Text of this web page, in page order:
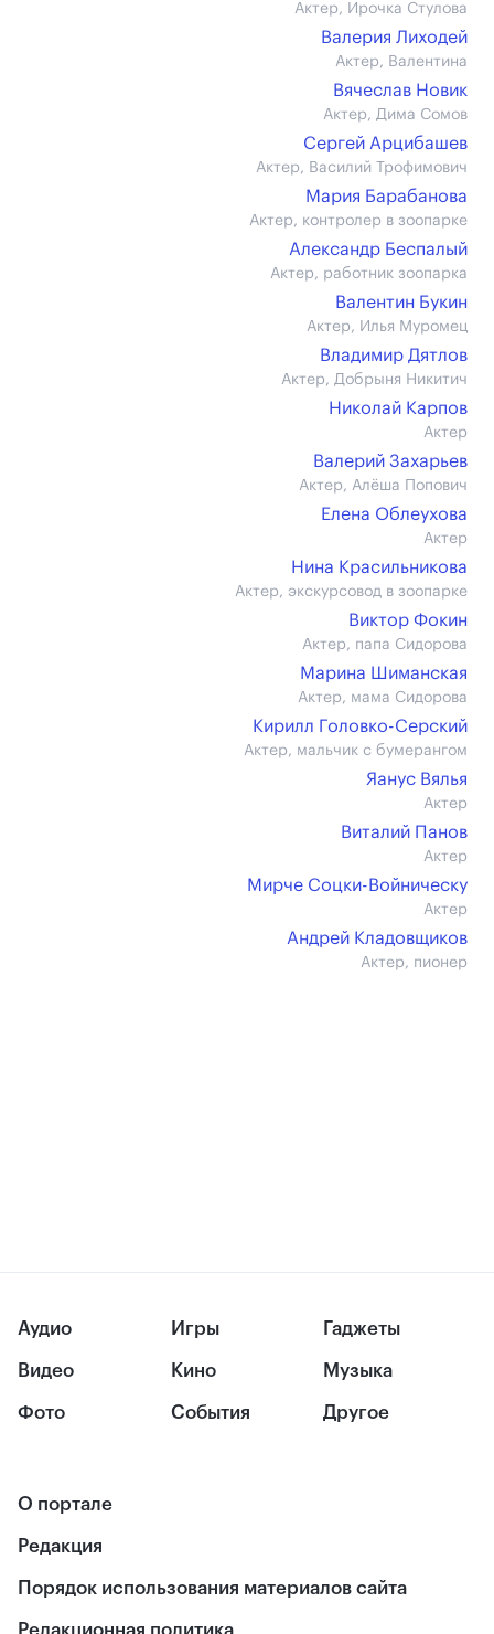
Актер, Ирочка Стулова
Валерия Лиходей
Актер, Валентина
Вячеслав Новик
Актер, Дима Сомов
Сергей Арцибашев
Актер, Василий Трофимович
Мария Барабанова
Актер, контролер в зоопарке
Александр Беспалый
Актер, работник зоопарка
Валентин Букин
Актер, Илья Муромец
Владимир Дятлов
Актер, Добрыня Никитич
Николай Карпов
Актер
Валерий Захарьев
Актер, Алёша Попович
Елена Облеухова
Актер
Нина Красильникова
Актер, экскурсовод в зоопарке
Виктор Фокин
Актер, папа Сидорова
Марина Шиманская
Актер, мама Сидорова
Кирилл Головко-Серский
Актер, мальчик с бумерангом
Яанус Вялья
Актер
Виталий Панов
Актер
Мирче Соцки-Войническу
Актер
Андрей Кладовщиков
Актер, пионер
Аудио
Видео
Фото
Игры
Кино
События
Гаджеты
Музыка
Другое
О портале
Редакция
Порядок использования материалов сайта